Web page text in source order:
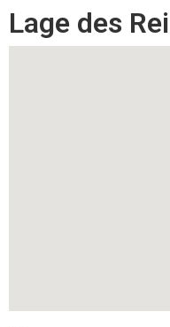
Lage des